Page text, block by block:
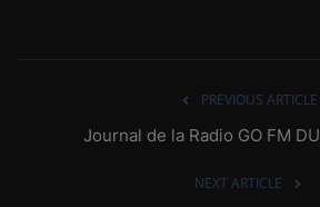
PREVIOUS ARTICLE
Journal de la Radio GO FM
NEXT ARTICLE